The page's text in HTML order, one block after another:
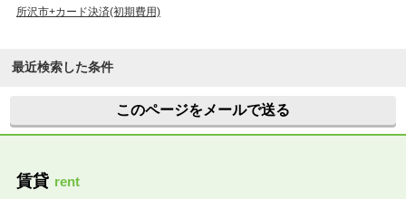
所沢市+カード決済(初期費用)
最近検索した条件
このページをメールで送る
賃貸 rent